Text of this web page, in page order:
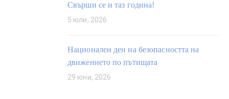
Свърши се и таз година!
5 юли, 2026
Национален ден на безопасността на
движението по пътищата
29 юни, 2026